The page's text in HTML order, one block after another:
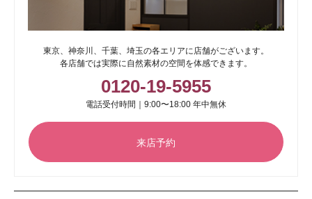
東京、神奈川、千葉、埼玉の各エリアに店舗がございます。
各店舗では実際に自然素材の空間を体感できます。
0120-19-5955
電話受付時間｜9:00〜18:00 年中無休
来店予約